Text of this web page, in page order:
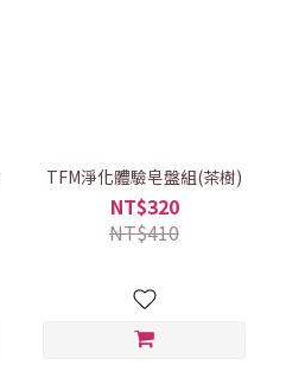
TFM淨化體驗皂盤組(茶樹)
NT$320
NT$410